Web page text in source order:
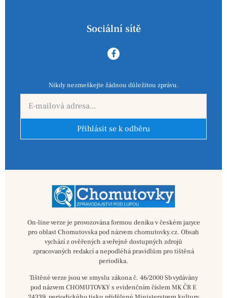
Sociální sítě
Nikdy nezmeškejte žádnou důležitou zprávu.
Přihlásit se k odběru
On-line verze je provozována formou deníku v českém jazyce
pro oblast Chomutovska pod názvem chomutovky.cz. Obsah
vychází z ověřených a veřejně dostupných zdrojů
zpracovaných redakcí a nepodléhá pravidlům pro tištěná
periodika.
Tištěné verze jsou ve smyslu zákona č. 46/2000 Sb vydávány
pod názvem CHOMUTOVKY s evidenčním číslem MK ČR E